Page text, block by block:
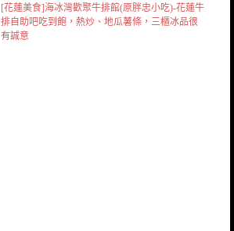
[花蓮美食]海冰灣歡聚牛排館(原胖忠小吃)-花蓮牛
排自助吧吃到飽，熱炒、地瓜薯條，三櫃冰品很
有誠意